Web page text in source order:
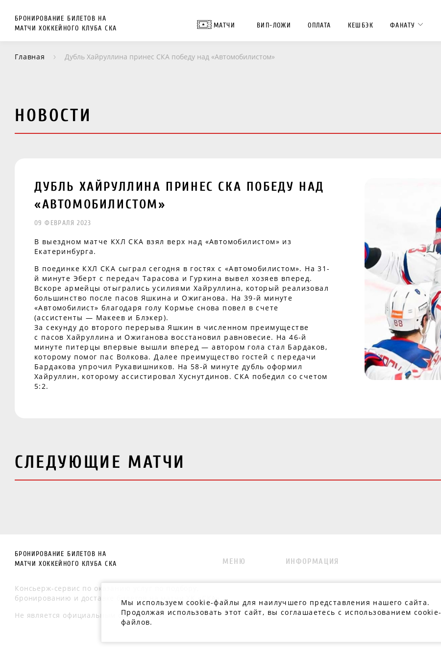
Мы используем cookie-файлы для наилучшего представления нашего сайта.
Продолжая использовать этот сайт, вы соглашаетесь с использованием cookie-
файлов.
БРОНИРОВАНИЕ БИЛЕТОВ НА
МАТЧИ ХОККЕЙНОГО КЛУБА СКА
МАТЧИ ВИП-ЛОЖИ ОПЛАТА КЕШБЭК ФАНАТУ
Главная Дубль Хайруллина принес СКА победу над «Автомобилистом»
НОВОСТИ
ДУБЛЬ ХАЙРУЛЛИНА ПРИНЕС СКА ПОБЕДУ НАД
«АВТОМОБИЛИСТОМ»
09 ФЕВРАЛЯ 2023
В выездном матче КХЛ СКА взял верх над «Автомобилистом» из
Екатеринбурга.
В поединке КХЛ СКА сыграл сегодня в гостях с «Автомобилистом». На 31-
й минуте Эберт с передач Тарасова и Гуркина вывел хозяев вперед.
Вскоре армейцы отыгрались усилиями Хайруллина, который реализовал
большинство после пасов Яшкина и Ожиганова. На 39-й минуте
«Автомобилист» благодаря голу Кормье снова повел в счете
(ассистенты — Макеев и Блэкер).
За секунду до второго перерыва Яшкин в численном преимуществе
с пасов Хайруллина и Ожиганова восстановил равновесие. На 46-й
минуте питерцы впервые вышли вперед — автором гола стал Бардаков,
которому помог пас Волкова. Далее преимущество гостей с передачи
Бардакова упрочил Рукавишников. На 58-й минуте дубль оформил
Хайруллин, которому ассистировал Хуснутдинов. СКА победил со счетом
5:2.
СЛЕДУЮЩИЕ МАТЧИ
БРОНИРОВАНИЕ БИЛЕТОВ НА
МАТЧИ ХОККЕЙНОГО КЛУБА СКА
Консьерж-сервис по оказанию услуг по подбору,
бронированию и доставке билетов на матчи ХК «СКА».
Не является официальным сайтом ХК «СКА»
МЕНЮ ИНФОРМАЦИЯ